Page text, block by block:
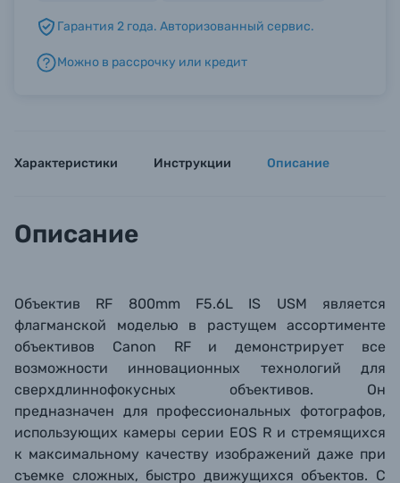
Б/У фототехника (Комиссионные товары)
Гарантия 2 года. Авторизованный сервис.
Можно в рассрочку или кредит
Характеристики Инструкции Описание
Описание
Объектив RF 800mm F5.6L IS USM является
флагманской моделью в растущем ассортименте
объективов Canon RF и демонстрирует все
возможности инновационных технологий для
сверхдлиннофокусных объективов. Он
предназначен для профессиональных фотографов,
использующих камеры серии EOS R и стремящихся
к максимальному качеству изображений даже при
съемке сложных, быстро движущихся объектов. С